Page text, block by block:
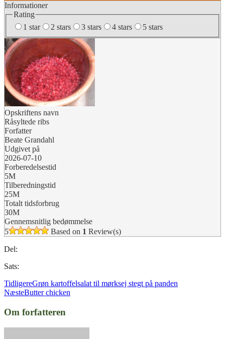
Informationer
Rating
1 star
2 stars 3 stars 4 stars 5 stars
Opskriftens navn
Råsyltede ribs
Forfatter
Beate Grandahl
Udgivet på
2026-07-10
Forberedelsestid
5M
Tilberedningstid
25M
Totalt tidsforbrug
30M
Gennemsnitlig bedømmelse
5
Based on 1 Review(s)
Del:
Sats:
TidligereGrøn kartoffelsalat til mørksej stegt på panden
NæsteButter chicken
Om forfatteren